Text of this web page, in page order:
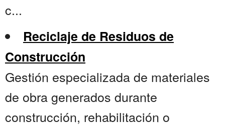
c...
Reciclaje de Residuos de
Construcción
Gestión especializada de materiales
de obra generados durante
construcción, rehabilitación o